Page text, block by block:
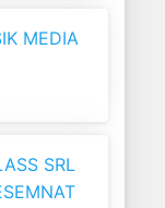
MEDIA
SRL